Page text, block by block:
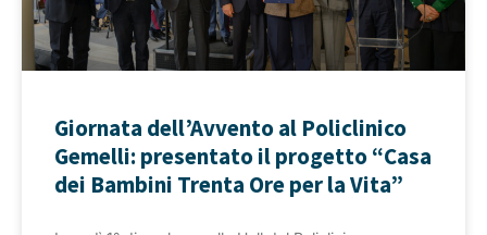
Giornata dell’Avvento al Policlinico
Gemelli: presentato il progetto “Casa
dei Bambini Trenta Ore per la Vita”